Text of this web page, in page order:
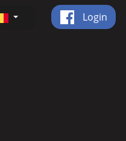
Login